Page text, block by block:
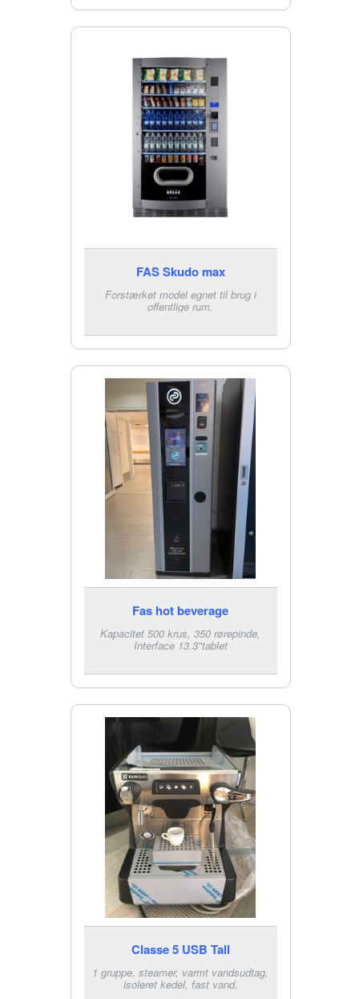
FAS Skudo max
Forstærket model egnet til brug i
offentlige rum.
Fas hot beverage
Kapacitet 500 krus, 350 rørepinde,
Interface 13.3"tablet
Classe 5 USB Tall
1 gruppe, steamer, varmt vandsudtag,
isoleret kedel, fast vand.